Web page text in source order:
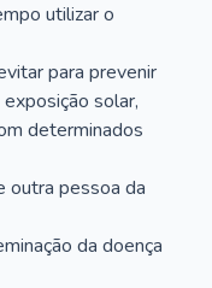
utilizar o
para prevenir
solar,
determinados
outra pessoa da
da doença